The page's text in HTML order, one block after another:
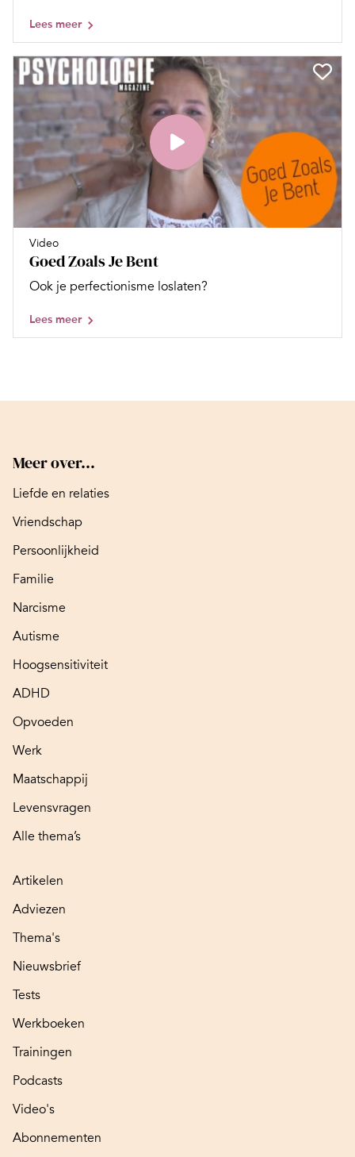
Lees meer
Video
Goed Zoals Je Bent
Ook je perfectionisme loslaten?
Lees meer
Meer over...
Liefde en relaties
Vriendschap
Persoonlijkheid
Familie
Narcisme
Autisme
Hoogsensitiviteit
ADHD
Opvoeden
Werk
Maatschappij
Levensvragen
Alle thema’s
Artikelen
Adviezen
Thema's
Nieuwsbrief
Tests
Werkboeken
Trainingen
Podcasts
Video's
Abonnementen